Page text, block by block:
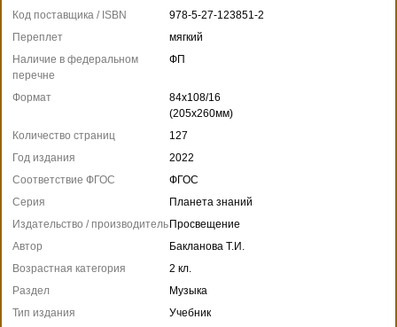
Код поставщика / ISBN
978-5-27-123851-2
Переплет
мягкий
Наличие в федеральном
перечне
ФП
Формат
84x108/16
(205x260мм)
Количество страниц
127
Год издания
2022
Соответствие ФГОС
ФГОС
Серия
Планета знаний
Издательство / производитель Просвещение
Автор
Бакланова Т.И.
Возрастная категория
2 кл.
Раздел
Музыка
Тип издания
Учебник